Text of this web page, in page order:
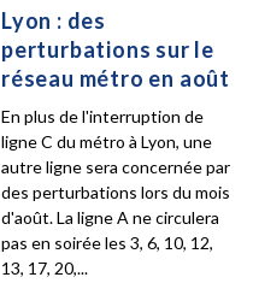
Lyon : des
perturbations sur le
réseau métro en août
En plus de l'interruption de
ligne C du métro à Lyon, une
autre ligne sera concernée par
des perturbations lors du mois
d'août. La ligne A ne circulera
pas en soirée les 3, 6, 10, 12,
13, 17, 20,...